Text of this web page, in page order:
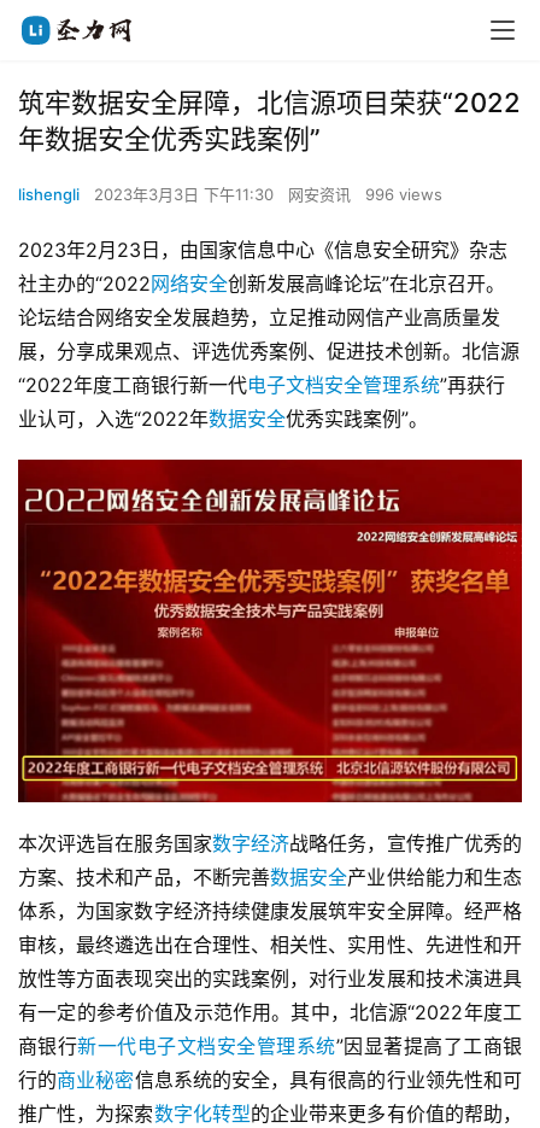
筑牢数据安全屏障，北信源项目荣获“2022
年数据安全优秀实践案例”
lishengli 2023年3月3日 下午11:30 网安资讯 996 views
2023年2月23日，由国家信息中心《信息安全研究》杂志
社主办的“2022网络安全创新发展高峰论坛”在北京召开。
论坛结合网络安全发展趋势，立足推动网信产业高质量发
展，分享成果观点、评选优秀案例、促进技术创新。北信源
“2022年度工商银行新一代电子文档安全管理系统”再获行
业认可，入选“2022年数据安全优秀实践案例”。
本次评选旨在服务国家数字经济战略任务，宣传推广优秀的
方案、技术和产品，不断完善数据安全产业供给能力和生态
体系，为国家数字经济持续健康发展筑牢安全屏障。经严格
审核，最终遴选出在合理性、相关性、实用性、先进性和开
放性等方面表现突出的实践案例，对行业发展和技术演进具
有一定的参考价值及示范作用。其中，北信源“2022年度工
商银行新一代电子文档安全管理系统”因显著提高了工商银
行的商业秘密信息系统的安全，具有很高的行业领先性和可
推广性，为探索数字化转型的企业带来更多有价值的帮助，